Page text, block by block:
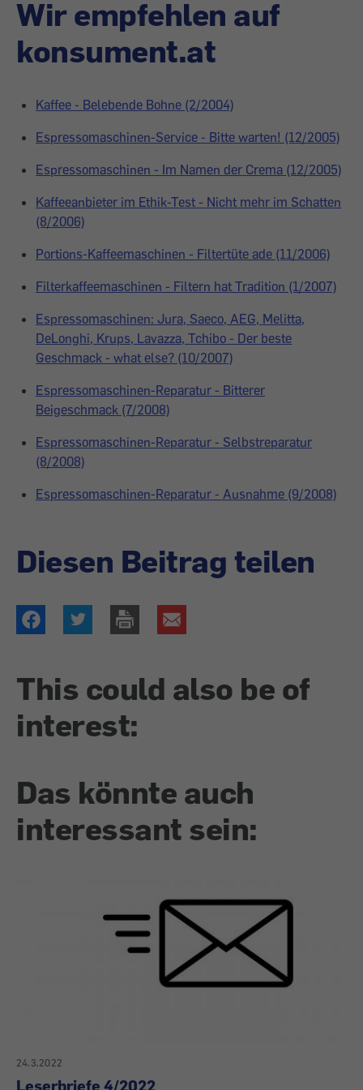
Wir empfehlen auf
konsument.at
Kaffee - Belebende Bohne (2/2004)
Espressomaschinen-Service - Bitte warten! (12/2005)
Espressomaschinen - Im Namen der Crema (12/2005)
Kaffeeanbieter im Ethik-Test - Nicht mehr im Schatten
(8/2006)
Portions-Kaffeemaschinen - Filtertüte ade (11/2006)
Filterkaffeemaschinen - Filtern hat Tradition (1/2007)
Espressomaschinen: Jura, Saeco, AEG, Melitta,
DeLonghi, Krups, Lavazza, Tchibo - Der beste
Geschmack - what else? (10/2007)
Espressomaschinen-Reparatur - Bitterer
Beigeschmack (7/2008)
Espressomaschinen-Reparatur - Selbstreparatur
(8/2008)
Espressomaschinen-Reparatur - Ausnahme (9/2008)
Diesen Beitrag teilen
This could also be of
interest:
Das könnte auch
interessant sein:
24.3.2022
Leserbriefe 4/2022